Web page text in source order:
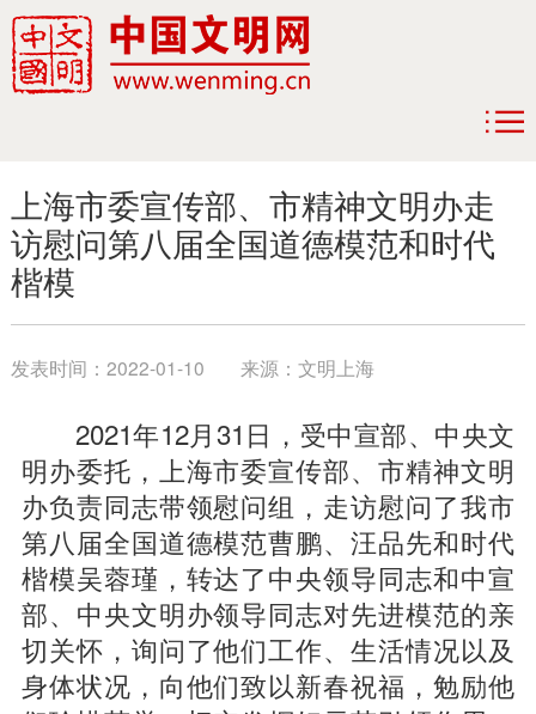
上海市委宣传部、市精神文明办走
访慰问第八届全国道德模范和时代
楷模
发表时间： 2022-01-10 来源： 文明上海
2021年12月31日，受中宣部、中央文
明办委托，上海市委宣传部、市精神文明
办负责同志带领慰问组，走访慰问了我市
第八届全国道德模范曹鹏、汪品先和时代
楷模吴蓉瑾，转达了中央领导同志和中宣
部、中央文明办领导同志对先进模范的亲
切关怀，询问了他们工作、生活情况以及
身体状况，向他们致以新春祝福，勉励他